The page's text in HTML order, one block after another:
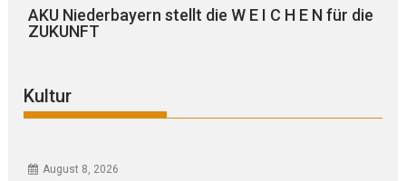
AKU Niederbayern stellt die W E I C H E N für die
ZUKUNFT
Kultur
August 8, 2026